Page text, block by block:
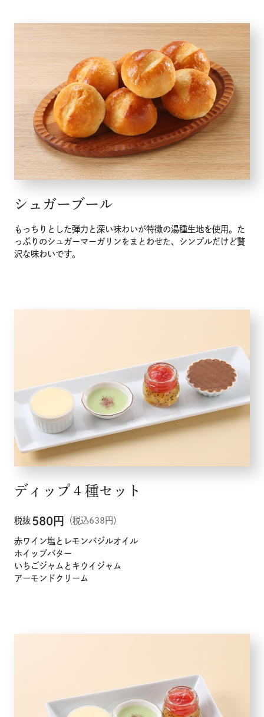
シュガーブール
もっちりとした弾力と深い味わいが特徴の湯種生地を使用。た
っぷりのシュガーマーガリンをまとわせた、シンプルだけど贅
沢な味わいです。
ディップ４種セット
税抜 580円 （税込638円）
赤ワイン塩とレモンバジルオイル
ホイップバター
いちごジャムとキウイジャム
アーモンドクリーム